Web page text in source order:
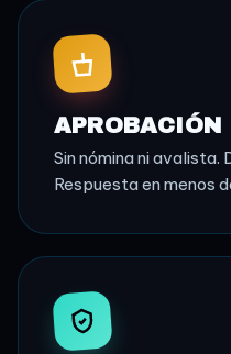
Sin nómina ni
Respuesta en menos